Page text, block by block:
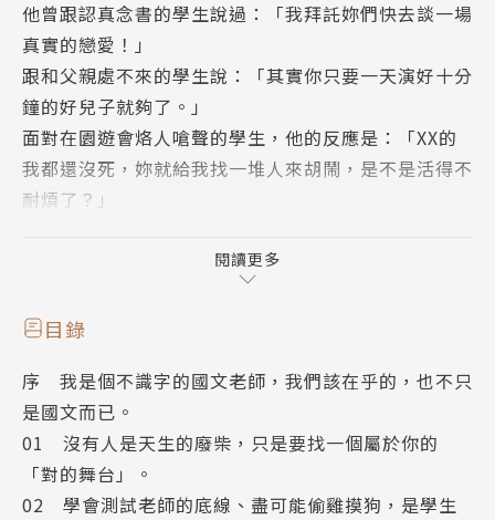
他曾跟認真念書的學生說過：「我拜託妳們快去談一場
真實的戀愛！」
跟和父親處不來的學生說：「其實你只要一天演好十分
鐘的好兒子就夠了。」
面對在園遊會烙人嗆聲的學生，他的反應是：「XX的
我都還沒死，妳就給我找一堆人來胡鬧，是不是活得不
耐煩了？」
反正苦口婆心沒有用，幾句髒話學生可能還聽得進去，
30篇老師與學生你來我往的真實案例，如有雷同，就
是真的。
偶爾，學校裡會有幾個學生來找我，想問某幾個字怎麼
寫。
不管知不知道，通常我都會先回答「我不知道」。
因為我想教你的，從來都不只是國文而已。
閱讀更多
目錄
序 我是個不識字的國文老師，我們該在乎的，也不只
是國文而已。
01 沒有人是天生的廢柴，只是要找一個屬於你的
「對的舞台」。
02 學會測試老師的底線、盡可能偷雞摸狗，是學生